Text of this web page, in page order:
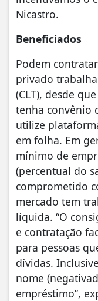
Nicastro.
Beneficiados
Podem
privado
(CLT), desde
tenha convênio
utilize
em folha. Em
mínimo de
(percentual do
comprometido
mercado tem
líquida. “O
e contratação
para pessoas
dívidas.
nome
empréstimo”,